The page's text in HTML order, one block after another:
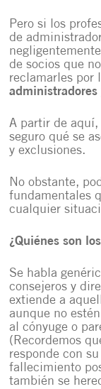
Pero si los
de
de socios que
reclamarles por
A partir de aquí,
seguro qué se
y exclusiones.
No obstante,
fundamentales
cualquier
¿Quiénes son
Se habla
consejeros y
extiende a
aunque no
al cónyuge o
(Recordemos
responde con
fallecimiento
también se